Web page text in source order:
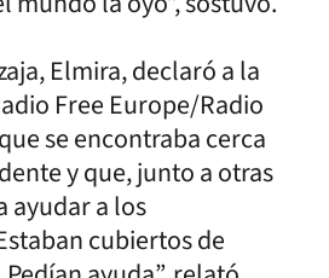
Elmira, declaró a la
Free Europe/Radio
se encontraba cerca
y que, junto a otras
ayudar a los
cubiertos de